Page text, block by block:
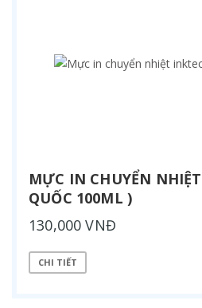
MỰC IN CHUYỂN
QUỐC 100ML )
130,000 VNĐ
CHI TIẾT